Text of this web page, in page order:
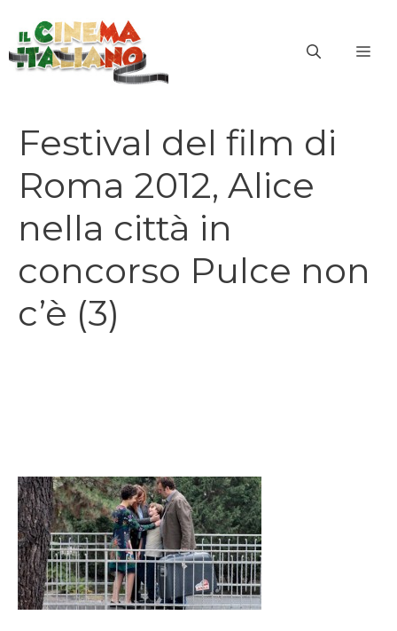
contenuto
Festival del film di
Roma 2012, Alice
nella città in
concorso Pulce non
c’è (3)